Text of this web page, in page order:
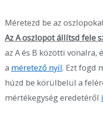
Méretezd be az
Az A oszlopot állítsd fele
az A és B közötti vonalra,
a méretező nyíl. Ezt fogd
húzd be körülbelül a
mértékegység eredetéről